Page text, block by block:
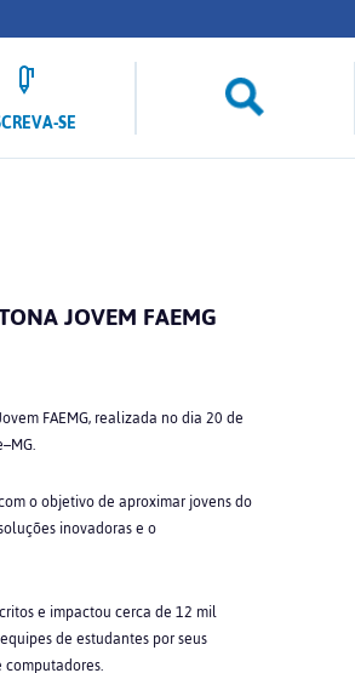
SE
JOVEM FAEMG
FAEMG, realizada no dia 20 de
o objetivo de aproximar jovens do
inovadoras e o
e impactou cerca de 12 mil
de estudantes por seus